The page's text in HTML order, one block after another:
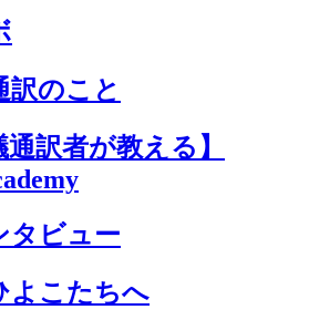
訳のこと
通訳者が教える】
タビュー
よこたちへ